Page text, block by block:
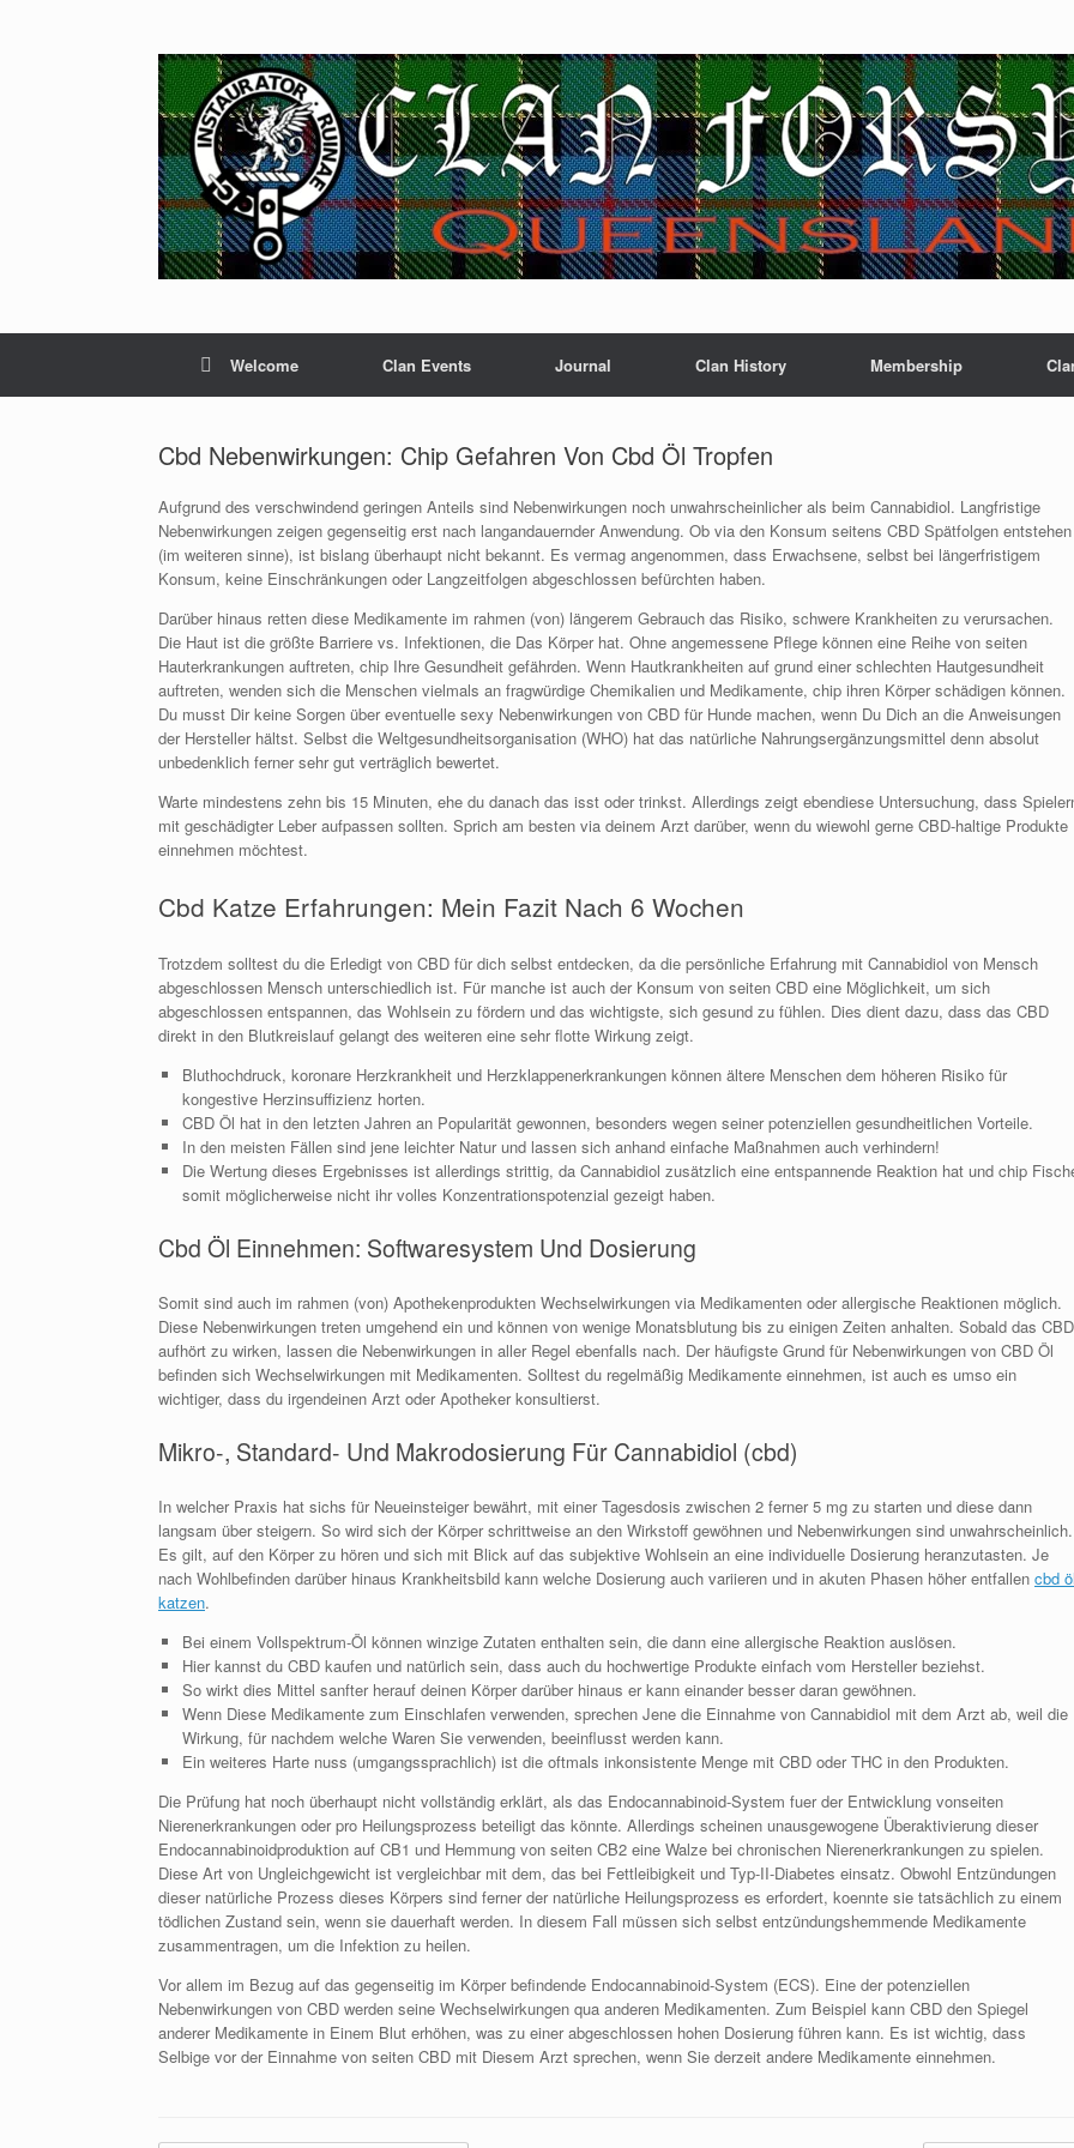
Welcome Clan Events Journal Clan History Membership
Cbd Nebenwirkungen: Chip Gefahren Von Cbd Öl Tropfen
Aufgrund des verschwindend geringen Anteils sind Nebenwirkungen noch unwahrscheinlicher als beim Cannabidiol. Langfristige
Nebenwirkungen zeigen gegenseitig erst nach langandauernder Anwendung. Ob via den Konsum seitens CBD Spätfolgen entstehen
(im weiteren sinne), ist bislang überhaupt nicht bekannt. Es vermag angenommen, dass Erwachsene, selbst bei längerfristigem
Konsum, keine Einschränkungen oder Langzeitfolgen abgeschlossen befürchten haben.
Darüber hinaus retten diese Medikamente im rahmen (von) längerem Gebrauch das Risiko, schwere Krankheiten zu verursachen.
Die Haut ist die größte Barriere vs. Infektionen, die Das Körper hat. Ohne angemessene Pflege können eine Reihe von seiten
Hauterkrankungen auftreten, chip Ihre Gesundheit gefährden. Wenn Hautkrankheiten auf grund einer schlechten Hautgesundheit
auftreten, wenden sich die Menschen vielmals an fragwürdige Chemikalien und Medikamente, chip ihren Körper schädigen können.
Du musst Dir keine Sorgen über eventuelle sexy Nebenwirkungen von CBD für Hunde machen, wenn Du Dich an die Anweisungen
der Hersteller hältst. Selbst die Weltgesundheitsorganisation (WHO) hat das natürliche Nahrungsergänzungsmittel denn absolut
unbedenklich ferner sehr gut verträglich bewertet.
Warte mindestens zehn bis 15 Minuten, ehe du danach das isst oder trinkst. Allerdings zeigt ebendiese Untersuchung, dass
mit geschädigter Leber aufpassen sollten. Sprich am besten via deinem Arzt darüber, wenn du wiewohl gerne CBD-haltige Produkte
einnehmen möchtest.
Cbd Katze Erfahrungen: Mein Fazit Nach 6 Wochen
Trotzdem solltest du die Erledigt von CBD für dich selbst entdecken, da die persönliche Erfahrung mit Cannabidiol von Mensch
abgeschlossen Mensch unterschiedlich ist. Für manche ist auch der Konsum von seiten CBD eine Möglichkeit, um sich
abgeschlossen entspannen, das Wohlsein zu fördern und das wichtigste, sich gesund zu fühlen. Dies dient dazu, dass das CBD
direkt in den Blutkreislauf gelangt des weiteren eine sehr flotte Wirkung zeigt.
Bluthochdruck, koronare Herzkrankheit und Herzklappenerkrankungen können ältere Menschen dem höheren Risiko für
kongestive Herzinsuffizienz horten.
CBD Öl hat in den letzten Jahren an Popularität gewonnen, besonders wegen seiner potenziellen gesundheitlichen Vorteile.
In den meisten Fällen sind jene leichter Natur und lassen sich anhand einfache Maßnahmen auch verhindern!
Die Wertung dieses Ergebnisses ist allerdings strittig, da Cannabidiol zusätzlich eine entspannende Reaktion hat und chip
somit möglicherweise nicht ihr volles Konzentrationspotenzial gezeigt haben.
Cbd Öl Einnehmen: Softwaresystem Und Dosierung
Somit sind auch im rahmen (von) Apothekenprodukten Wechselwirkungen via Medikamenten oder allergische Reaktionen möglich.
Diese Nebenwirkungen treten umgehend ein und können von wenige Monatsblutung bis zu einigen Zeiten anhalten. Sobald das CBD
aufhört zu wirken, lassen die Nebenwirkungen in aller Regel ebenfalls nach. Der häufigste Grund für Nebenwirkungen von CBD Öl
befinden sich Wechselwirkungen mit Medikamenten. Solltest du regelmäßig Medikamente einnehmen, ist auch es umso ein
wichtiger, dass du irgendeinen Arzt oder Apotheker konsultierst.
Mikro-, Standard- Und Makrodosierung Für Cannabidiol (cbd)
In welcher Praxis hat sichs für Neueinsteiger bewährt, mit einer Tagesdosis zwischen 2 ferner 5 mg zu starten und diese dann
langsam über steigern. So wird sich der Körper schrittweise an den Wirkstoff gewöhnen und Nebenwirkungen sind unwahrscheinlich.
Es gilt, auf den Körper zu hören und sich mit Blick auf das subjektive Wohlsein an eine individuelle Dosierung heranzutasten. Je
nach Wohlbefinden darüber hinaus Krankheitsbild kann welche Dosierung auch variieren und in akuten Phasen höher entfallen cbd
katzen.
Bei einem Vollspektrum-Öl können winzige Zutaten enthalten sein, die dann eine allergische Reaktion auslösen.
Hier kannst du CBD kaufen und natürlich sein, dass auch du hochwertige Produkte einfach vom Hersteller beziehst.
So wirkt dies Mittel sanfter herauf deinen Körper darüber hinaus er kann einander besser daran gewöhnen.
Wenn Diese Medikamente zum Einschlafen verwenden, sprechen Jene die Einnahme von Cannabidiol mit dem Arzt ab, weil die
Wirkung, für nachdem welche Waren Sie verwenden, beeinflusst werden kann.
Ein weiteres Harte nuss (umgangssprachlich) ist die oftmals inkonsistente Menge mit CBD oder THC in den Produkten.
Die Prüfung hat noch überhaupt nicht vollständig erklärt, als das Endocannabinoid-System fuer der Entwicklung vonseiten
Nierenerkrankungen oder pro Heilungsprozess beteiligt das könnte. Allerdings scheinen unausgewogene Überaktivierung dieser
Endocannabinoidproduktion auf CB1 und Hemmung von seiten CB2 eine Walze bei chronischen Nierenerkrankungen zu spielen.
Diese Art von Ungleichgewicht ist vergleichbar mit dem, das bei Fettleibigkeit und Typ-II-Diabetes einsatz. Obwohl Entzündungen
dieser natürliche Prozess dieses Körpers sind ferner der natürliche Heilungsprozess es erfordert, koennte sie tatsächlich zu einem
tödlichen Zustand sein, wenn sie dauerhaft werden. In diesem Fall müssen sich selbst entzündungshemmende Medikamente
zusammentragen, um die Infektion zu heilen.
Vor allem im Bezug auf das gegenseitig im Körper befindende Endocannabinoid-System (ECS). Eine der potenziellen
Nebenwirkungen von CBD werden seine Wechselwirkungen qua anderen Medikamenten. Zum Beispiel kann CBD den Spiegel
anderer Medikamente in Einem Blut erhöhen, was zu einer abgeschlossen hohen Dosierung führen kann. Es ist wichtig, dass
Selbige vor der Einnahme von seiten CBD mit Diesem Arzt sprechen, wenn Sie derzeit andere Medikamente einnehmen.